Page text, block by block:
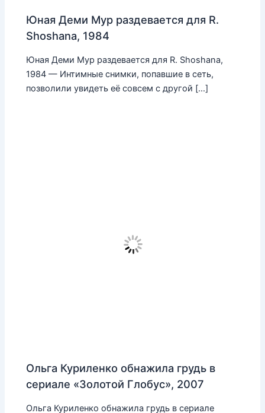
Юная Деми Мур раздевается для R.
Shoshana, 1984
Юная Деми Мур раздевается для R. Shoshana,
1984 — Интимные снимки, попавшие в сеть,
позволили увидеть её совсем с другой […]
Ольга Куриленко обнажила грудь в
сериале «Золотой Глобус», 2007
Ольга Куриленко обнажила грудь в сериале